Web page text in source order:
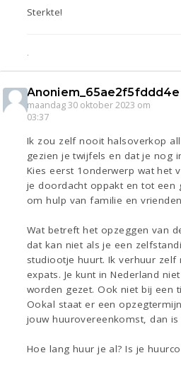
Sterkte!
.
Anoniem_65ae2f5fddd4e
maandag 30 oktober 2023 om
03:37
Ik zou zelf nooit halsoverkop
gezien je twijfels en dat je nog
Kies eerst 1onderwerp wat het
je doordacht oppakt en tot een
om hulp van familie en
Wat betreft het opzeggen van
dat kan niet als je een
studiootje huurt. Ik verhuur zelf
expats. Je kunt in Nederland
worden gezet. Ook niet bij een
Ookal staat er een
jouw huurovereenkomst, dan is
Hoe lang huur je al? Is je